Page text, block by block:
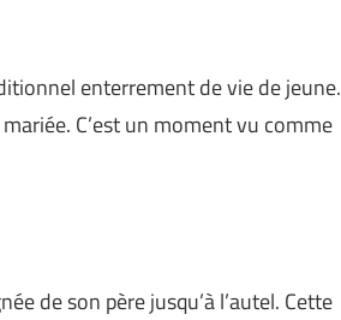
enterrement de vie de jeune.
C’est un moment vu comme
de son père jusqu’à l’autel. Cette